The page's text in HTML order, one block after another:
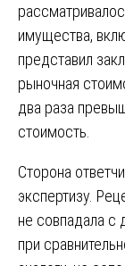
имущества,
представил
рыночная
два раза
стоимость.
Сторона
экспертизу.
не совпадала с
при